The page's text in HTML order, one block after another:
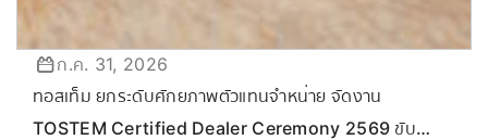
ก.ค. 31, 2026
ทอสเท็ม ยกระดับศักยภาพตัวแทนจำหน่าย จัดงาน
TOSTEM Certified Dealer Ceremony 2569 ขับ